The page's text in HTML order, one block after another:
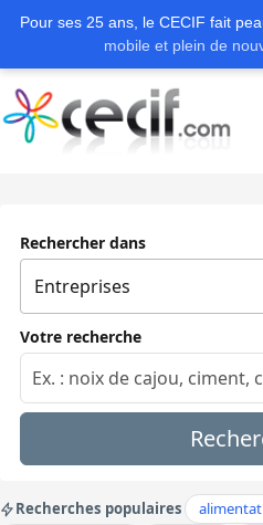
Pour ses 25 ans, le CECIF fait
mobile et plein de
Rechercher dans
Votre recherche
Recherches populaires